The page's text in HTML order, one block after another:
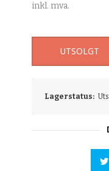
inkl. mva.
UTSOLGT
Lagerstatus: